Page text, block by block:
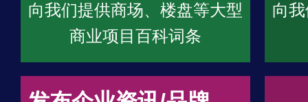
向我们提供商场、楼盘等大型
商业项目百科词条
向